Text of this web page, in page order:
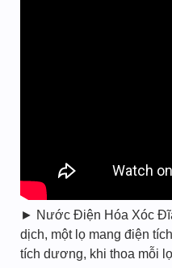
► Nước Điện Hóa Xóc
dịch, một lọ mang điện
tích dương, khi thoa mỗi